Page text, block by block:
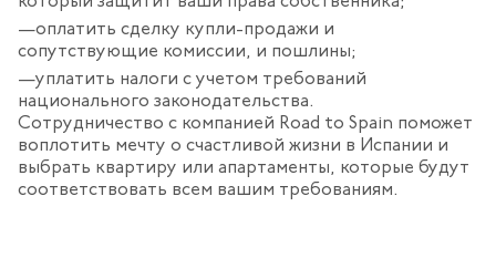
оплатить сделку купли-продажи и
сопутствующие комиссии, и пошлины;
уплатить налоги с учетом требований
национального законодательства.
Сотрудничество с компанией Road to Spain поможет
воплотить мечту о счастливой жизни в Испании и
выбрать квартиру или апартаменты, которые будут
соответствовать всем вашим требованиям.